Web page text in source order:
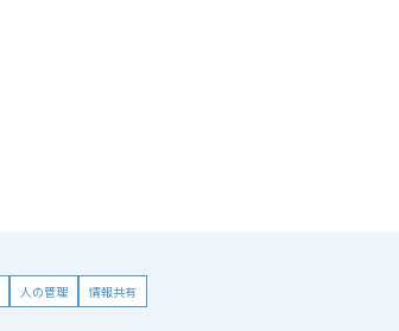
人の管理 情報共有